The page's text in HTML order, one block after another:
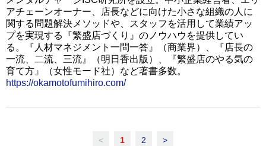
アチェーンオーナー、店長などに向けた小さな組織の人に
関する問題解決メソッドや、スタッフを活用して業績アッ
プを実現する『繁盛店づくり』のノウハウを提供してい
る。『人材マネジメント一問一答』（商業界）、『店長の
一流、二流、三流』（明日香出版）、『繁盛店のやる気の
育て方』（女性モード社）など著書多数。
https://okamotofumihiro.com/
< 1 2 >